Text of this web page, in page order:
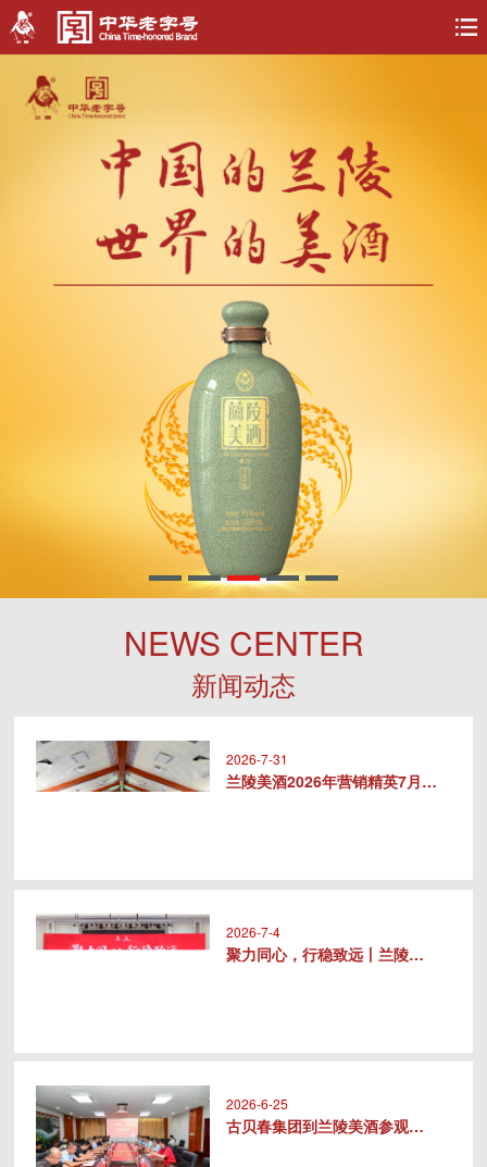
NEWS CENTER
新闻动态
2026-7-31
兰陵美酒2026年营销精英7月专..
2026-7-4
聚力同心，行稳致远丨兰陵美酒20..
2026-6-25
古贝春集团到兰陵美酒参观交流